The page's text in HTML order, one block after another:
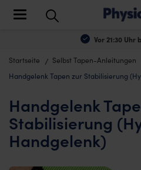
Vor 21:30 Uhr
Toggle navigation
Startseite Selbst Tapen-Anleitungen
Handgelenk Tapen zur Stabilisierung
Handgelenk
Stabilisierung
Handgelenk)